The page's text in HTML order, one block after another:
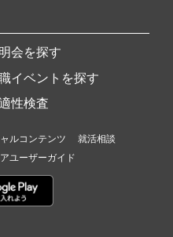
会を探す
イベントを探す
性検査
ルコンテンツ
就活相談
ユーザーガイド